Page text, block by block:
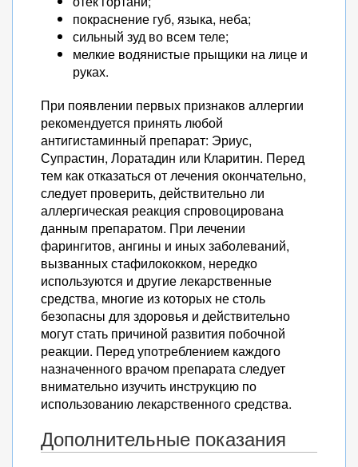
покраснение губ, языка, неба;
сильный зуд во всем теле;
мелкие водянистые прыщики на лице и
руках.
При появлении первых признаков аллергии
рекомендуется принять любой
антигистаминный препарат: Эриус,
Супрастин, Лоратадин или Кларитин. Перед
тем как отказаться от лечения окончательно,
следует проверить, действительно ли
аллергическая реакция спровоцирована
данным препаратом. При лечении
фарингитов, ангины и иных заболеваний,
вызванных стафилококком, нередко
используются и другие лекарственные
средства, многие из которых не столь
безопасны для здоровья и действительно
могут стать причиной развития побочной
реакции. Перед употреблением каждого
назначенного врачом препарата следует
внимательно изучить инструкцию по
использованию лекарственного средства.
Дополнительные показания